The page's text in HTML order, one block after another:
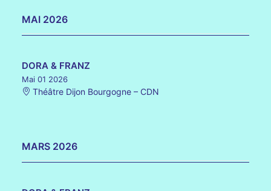
MAI 2026
DORA & FRANZ
Mai 01 2026
Théâtre Dijon Bourgogne – CDN
MARS 2026